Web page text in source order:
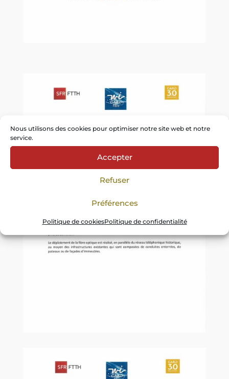
Nous utilisons des cookies pour optimiser notre site web et notre
service.
Accepter
Refuser
Préférences
Politique de cookiesPolitique de confidentialité